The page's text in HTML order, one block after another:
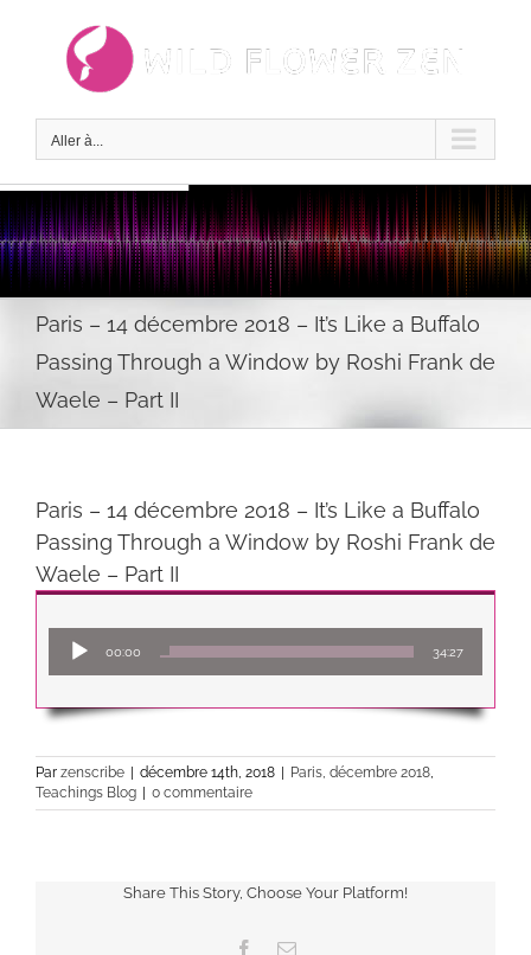
Aller à...
Paris – 14 décembre 2018 – It’s Like a Buffalo
Passing Through a Window by Roshi Frank de
Waele – Part II
Paris – 14 décembre 2018 – It’s Like a Buffalo
Passing Through a Window by Roshi Frank de
Waele – Part II
audio
00:00 34:27
Par zenscribe décembre 14th, 2018 Paris, décembre 2018,
Teachings Blog
0 commentaire
Share This Story, Choose Your Platform!
Facebook
Email